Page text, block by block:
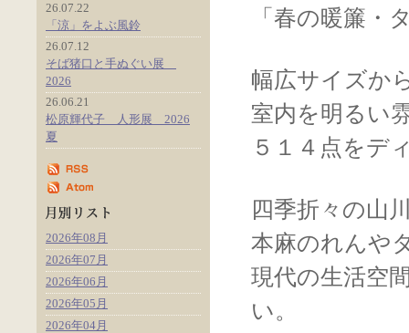
「春の暖簾・
幅広サイズか
室内を明るい
５１４点をデ
四季折々の山
本麻のれんや
現代の生活空
い。
26.07.22
「涼」をよぶ風鈴
26.07.12
そば猪口と手ぬぐい展
2026
26.06.21
松原輝代子 人形展 2026
夏
2026年08月
2026年07月
2026年06月
2026年05月
2026年04月